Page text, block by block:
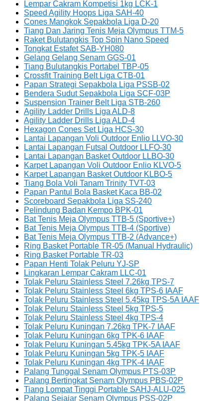
Lempar Cakram Kompetisi 1kg LCK-1
Speed Agility Hoops Liga SAH-40
Cones Mangkok Sepakbola Liga D-20
Tiang Dan Jaring Tenis Meja Olympus TTM-5
Raket Bulutangkis Top Spin Nano Speed
Tongkat Estafet SAB-YH080
Gelang Gelang Senam GGS-01
Tiang Bulutangkis Portabel TBP-05
Crossfit Training Belt Liga CTB-01
Papan Strategi Sepakbola Liga PSSB-02
Bendera Sudut Sepakbola Liga SCF-03P
Suspension Trainer Belt Liga STB-260
Agility Ladder Drills Liga ALD-8
Agility Ladder Drills Liga ALD-4
Hexagon Cones Set Liga HCS-30
Lantai Lapangan Voli Outdoor Enlio LLVO-30
Lantai Lapangan Futsal Outdoor LLFO-30
Lantai Lapangan Basket Outdoor LLBO-30
Karpet Lapangan Voli Outdoor Enlio KLVO-5
Karpet Lapangan Basket Outdoor KLBO-5
Tiang Bola Voli Tanam Trinity TVT-03
Papan Pantul Bola Basket Kaca BB-02
Scoreboard Sepakbola Liga SS-240
Pelindung Badan Kempo BPK-01
Bat Tenis Meja Olympus TTB-5 (Sportive+)
Bat Tenis Meja Olympus TTB-4 (Sportive)
Bat Tenis Meja Olympus TTB-2 (Advance+)
Ring Basket Portable TR-05 (Manual Hydraulic)
Ring Basket Portable TR-03
Papan Henti Tolak Peluru YJ-SP
Lingkaran Lempar Cakram LLC-01
Tolak Peluru Stainless Steel 7.26kg TPS-7
Tolak Peluru Stainless Steel 6kg TPS-6 IAAF
Tolak Peluru Stainless Steel 5.45kg TPS-5A IAAF
Tolak Peluru Stainless Steel 5kg TPS-5
Tolak Peluru Stainless Steel 4kg TPS-4
Tolak Peluru Kuningan 7.26kg TPK-7 IAAF
Tolak Peluru Kuningan 6kg TPK-6 IAAF
Tolak Peluru Kuningan 5.45kg TPK-5A IAAF
Tolak Peluru Kuningan 5kg TPK-5 IAAF
Tolak Peluru Kuningan 4kg TPK-4 IAAF
Palang Tunggal Senam Olympus PTS-03P
Palang Bertingkat Senam Olympus PBS-02P
Tiang Lompat Tinggi Portable SAHJ-ALU-025
Palang Sejajar Senam Olympus PSS-02P